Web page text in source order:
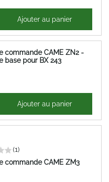
Ajouter au panier
commande CAME ZN2 -
base pour BX 243
Ajouter au panier
commande CAME ZM3
(1)